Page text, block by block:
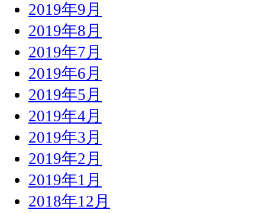
2019年9月
2019年8月
2019年7月
2019年6月
2019年5月
2019年4月
2019年3月
2019年2月
2019年1月
2018年12月